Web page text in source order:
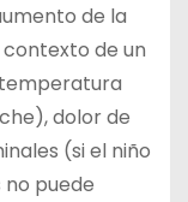
de la
de un
dolor de
(si el niño
puede